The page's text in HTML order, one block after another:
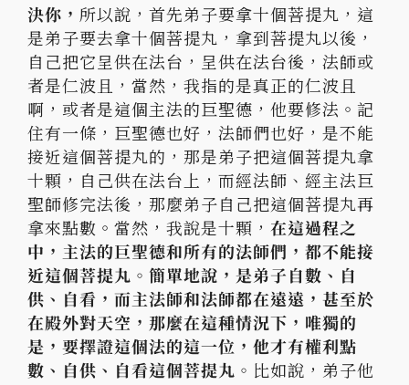
決你， 所以說， 首先弟子要拿十個菩提丸，這
是弟子要去拿十個菩提丸， 拿到菩提丸以後，
自己把它呈供在法台，呈供在法台後， 法師或
者是仁波且，當然，我指的是真正的仁波且
啊， 或者是這個主法的巨聖德，他要修法。記
住有一條，巨聖德也好， 法師們也好，是不能
接近這個菩提丸的， 那是弟子把這個菩提丸拿
十顆，自己供在法台上，而經法師、 經主法巨
聖師修完法後，那麼弟子自己把這個菩提丸再
拿來點數。 當然，我說是十顆， 在這過程之
中，主法的巨聖德和所有的法師們， 都不能接
近這個菩提丸。簡單地說，是弟子自數、自
供、自看， 而主法師和法師都在遠遠，甚至於
在殿外對天空， 那麼在這種情況下，唯獨的
是，要擇證這個法的這一位， 他才有權利點
數、自供、自看這個菩提丸。 比如說， 弟子他